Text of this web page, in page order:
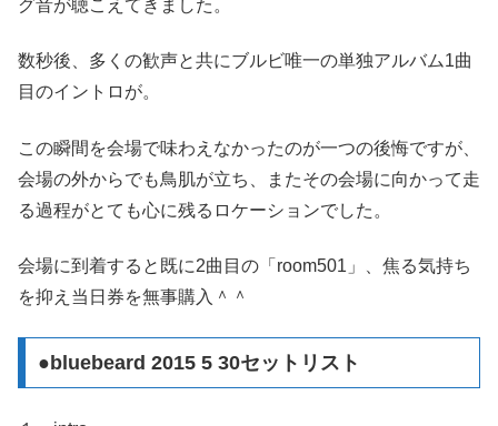
グ音が聴こえてきました。
数秒後、多くの歓声と共にブルビ唯一の単独アルバム1曲
目のイントロが。
この瞬間を会場で味わえなかったのが一つの後悔ですが、
会場の外からでも鳥肌が立ち、またその会場に向かって走
る過程がとても心に残るロケーションでした。
会場に到着すると既に2曲目の「room501」、焦る気持ち
を抑え当日券を無事購入＾＾
●bluebeard 2015 5 30セットリスト